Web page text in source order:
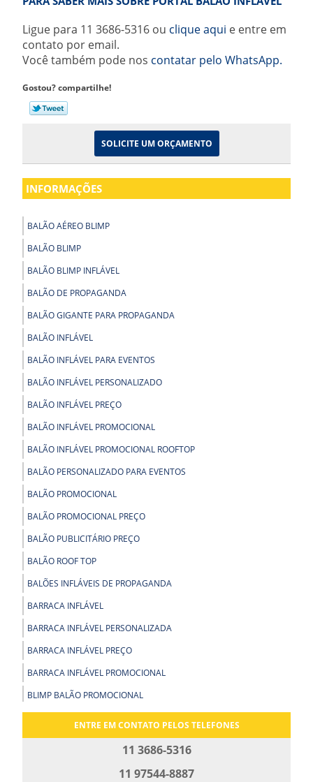
Ligue para 11 3686-5316 ou clique aqui e entre em
contato por email.
Você também pode nos contatar pelo WhatsApp.
Gostou? compartilhe!
SOLICITE UM ORÇAMENTO
INFORMAÇÕES
BALÃO AÉREO BLIMP
BALÃO BLIMP
BALÃO BLIMP INFLÁVEL
BALÃO DE PROPAGANDA
BALÃO GIGANTE PARA PROPAGANDA
BALÃO INFLÁVEL
BALÃO INFLÁVEL PARA EVENTOS
BALÃO INFLÁVEL PERSONALIZADO
BALÃO INFLÁVEL PREÇO
BALÃO INFLÁVEL PROMOCIONAL
BALÃO INFLÁVEL PROMOCIONAL ROOFTOP
BALÃO PERSONALIZADO PARA EVENTOS
BALÃO PROMOCIONAL
BALÃO PROMOCIONAL PREÇO
BALÃO PUBLICITÁRIO PREÇO
BALÃO ROOF TOP
BALÕES INFLÁVEIS DE PROPAGANDA
BARRACA INFLÁVEL
BARRACA INFLÁVEL PERSONALIZADA
BARRACA INFLÁVEL PREÇO
BARRACA INFLÁVEL PROMOCIONAL
BLIMP BALÃO PROMOCIONAL
BOLA GIGANTE INFLÁVEL
ENTRE EM CONTATO PELOS TELEFONES
11 3686-5316
11 97544-8887